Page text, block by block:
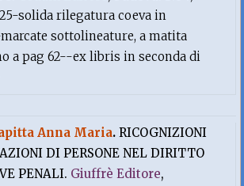
solida rilegatura coeva in
sottolineature, a matita
a pag 62--ex libris in seconda di
Anna Maria.RICOGNIZIONI
DI PERSONE NEL DIRITTO
PENALI. Giuffrè Editore,